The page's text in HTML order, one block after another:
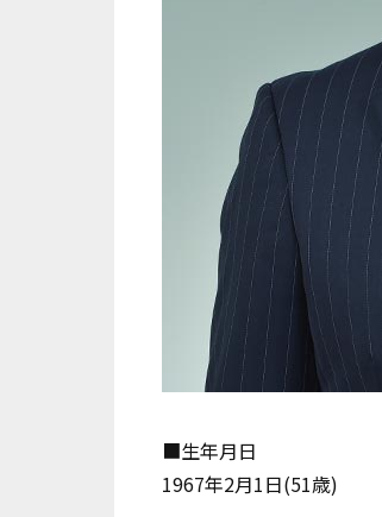
■生年月日
1967年2月1日(51歳)